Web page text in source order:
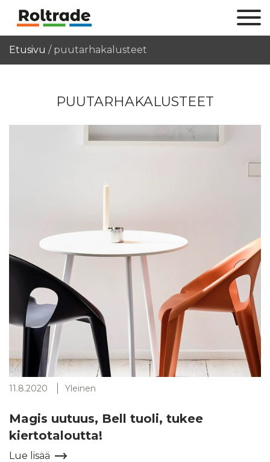
Etusivu / puutarhakalusteet
PUUTARHAKALUSTEET
11.8.2020 Yleinen
Magis uutuus, Bell tuoli, tukee
kiertotaloutta!
Lue lisää